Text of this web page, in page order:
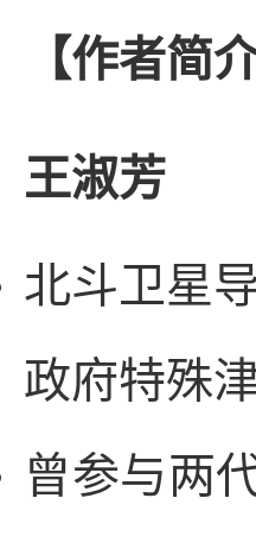
【作者简介
王淑芳
北斗卫星
政府特殊
曾参与两